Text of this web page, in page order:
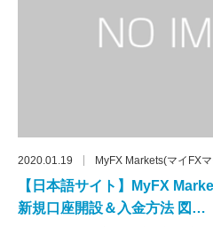
2020.01.19 MyFX Markets(マイFX
【日本語サイト】MyFX
新規口座開設＆入金方法 図…